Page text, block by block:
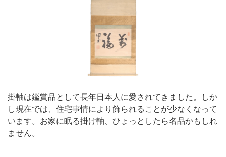
掛軸は鑑賞品として長年日本人に愛されてきました。しか
し現在では、住宅事情により飾られることが少なくなって
います。お家に眠る掛け軸、ひょっとしたら名品かもしれ
ません。